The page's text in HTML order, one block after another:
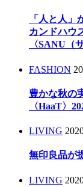
「人と人
カンドハウ
〈SANU（
FASHION
豊かな秋の
〈HaaT〉
LIVING
無印良品が
LIVING